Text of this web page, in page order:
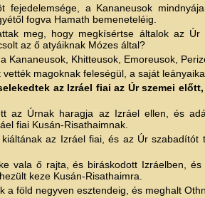
fejedelemsége, a Kananeusok
fogva Hamath bemeneteléig.
meg, hogy megkísértse általok az
az ő atyáiknak Mózes által?
Kananeusok, Khitteusok, Emoreusok,
vették magoknak feleségül, a saját
az Izráel fiai az Úr szemei
az Úrnak haragja az Izráel ellen, és
fiai Kusán-Risathaimnak.
az Izráel fiai, és az Úr
vala ő rajta, és biráskodott Izráelben,
keze Kusán-Risathaimra.
a föld negyven esztendeig, és meghalt